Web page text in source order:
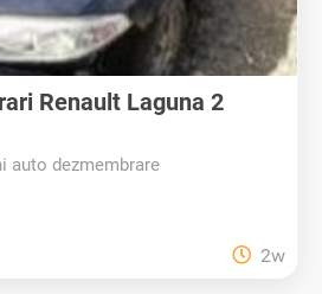
Renault Laguna 2
auto dezmembrare
2w